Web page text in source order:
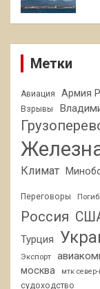
Метки
Авиация Армия
Взрывы
Климат
Переговоры
Россия
Турция
Экспорт
москва мтк
судоходство